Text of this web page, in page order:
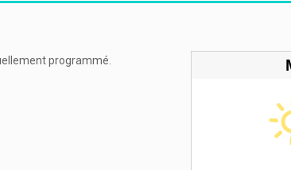
programmé.